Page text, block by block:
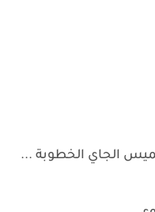
الجاي الخطوبة ...